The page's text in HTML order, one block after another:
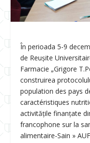
În perioada 5-9
de Reușite
Farmacie „Grigore
construirea
population des pays
caractéristiques
activitățile finanțate
francophone sur la
alimentaire-Sain »